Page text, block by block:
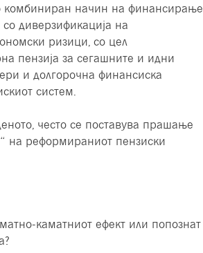
комбиниран начин на финансирање
диверзификација на
ризици, со цел
пензија за сегашните и идни
и долгорочна финансиска
систем.
често се поставува прашање
на реформираниот пензиски
каматниот ефект или попознат